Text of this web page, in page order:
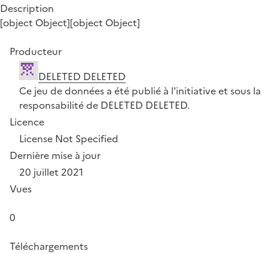
Description
[object Object][object Object]
Producteur
DELETED DELETED
Ce jeu de données a été publié à l'initiative et sous la
responsabilité de DELETED DELETED.
Licence
License Not Specified
Dernière mise à jour
20 juillet 2021
Vues
0
Téléchargements